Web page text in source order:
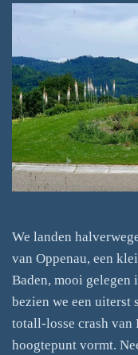
We landen
van Oppenau, een
Baden, mooi gelegen
bezien we een uiterst
totall-losse crash van
hoogtepunt vormt.